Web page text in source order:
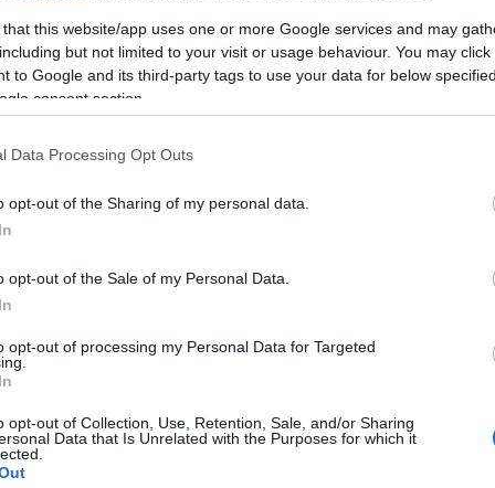
that this website/app uses one or more Google services and may
but not limited to your visit or usage behaviour. You may
to Google and its third-party tags to use your data for below
consent section.
Data Processing Opt Outs
opt-out of the Sharing of my personal data.
opt-out of the Sale of my Personal Data.
opt-out of processing my Personal Data for Targeted
opt-out of Collection, Use, Retention, Sale, and/or Sharing
Data that Is Unrelated with the Purposes for which it
olyan munkasikerrel is
Vérrokonok. E barátság nem bennem,
a Kulcskeresők szolnoki bemutatója
viselem is a következményeket,
nem óhajtom szépíteni. Megértem
is piknikus alkat vagyok. De épp ezért
indulataimra hallgassak, mert ezek
tehát, mentségemül, hogy
se kedvem, se merszem drámát írni,
tudnék ráduplázni. Szolnoknak épp
még megbukni se katasztrófa, tehát
előre adták a pénzt, és elég sokat;
teremtettem otthont, és jól
a Vígszínházban a pénz dupláját is
azért, mert nem ismerted a darab
javított, utolsó előtti változat se
volt, visszaadtad volna. Mi egy